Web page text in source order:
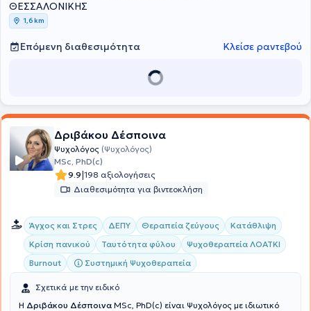
και στην απουσία κριτικής, ώστε ο κάθε άνθρωπος να έχει τη
δυνατότητα να εκφραστεί με ελευθερία.
ΘΕΣΣΑΛΟΝΙΚΗΣ
1,6 km
Επόμενη διαθεσιμότητα Κλείσε ραντεβού
Δριβάκου Δέσποινα
Ψυχολόγος (Ψυχολόγος)
MSc, PhD(c)
9.9|198 αξιολογήσεις
Διαθεσιμότητα για βιντεοκλήση
Άγχος και Στρες ΔΕΠΥ Θεραπεία ζεύγους
Κατάθλιψη
Κρίση πανικού
Ταυτότητα φύλου
Ψυχοθεραπεία ΛΟΑΤΚΙ
Burnout
Συστημική Ψυχοθεραπεία
Σχετικά με την ειδικό
Η Δριβάκου Δέσποινα MSc, PhD(c) είναι Ψυχολόγος με ιδιωτικό